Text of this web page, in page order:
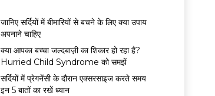
जानिए सर्दियों में बीमारियों से बचने के लिए क्या उपाय
अपनाने चाहिए
क्या आपका बच्चा जल्दबाज़ी का शिकार हो रहा है?
Hurried Child Syndrome को समझें
सर्द‍ियों में प्रेगनेंसी के दौरान एक्सरसाइज करते समय
इन 5 बातों का रखें ध्यान